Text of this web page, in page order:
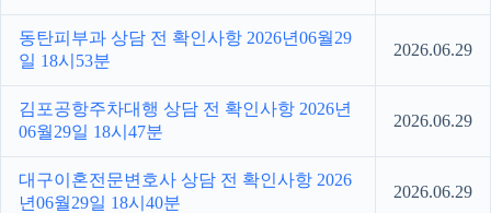
동탄피부과 상담 전 확인사항 2026년06월29
일 18시53분
2026.06.29
김포공항주차대행 상담 전 확인사항 2026년
06월29일 18시47분
2026.06.29
대구이혼전문변호사 상담 전 확인사항 2026
년06월29일 18시40분
2026.06.29